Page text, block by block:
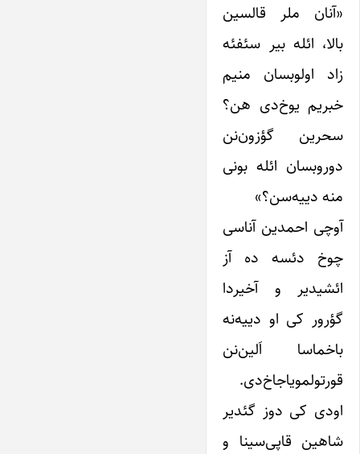
«آنان ملر قالسین
بالا، ائله بیر سئفئه
زاد اولوبسان منیم
خبریم یوخ‌دی هن؟
سحرین گؤزون‌نن
دوروبسان ائله بونی
منه ‌دییه‌سن؟»
آوچی احمدین آناسی
چوخ دئسه ده آز
ائشیدیر و آخیردا
گؤرور کی او ‌دییه‌نه
باخماسا اَلین‌نن
قورتولمویاجاخ‌دی.
او‌دی کی دوز گئدیر
شاهین قاپی‌سینا و